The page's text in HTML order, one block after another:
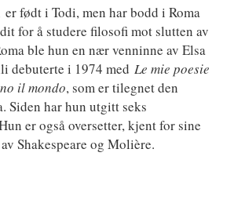
er født i Todi, men har bodd i Roma
for å studere filosofi mot slutten av
ble hun en nær venninne av Elsa
debuterte i 1974 med Le mie poesie
il mondo, som er tilegnet den
Siden har hun utgitt seks
er også oversetter, kjent for sine
Shakespeare og Molière.